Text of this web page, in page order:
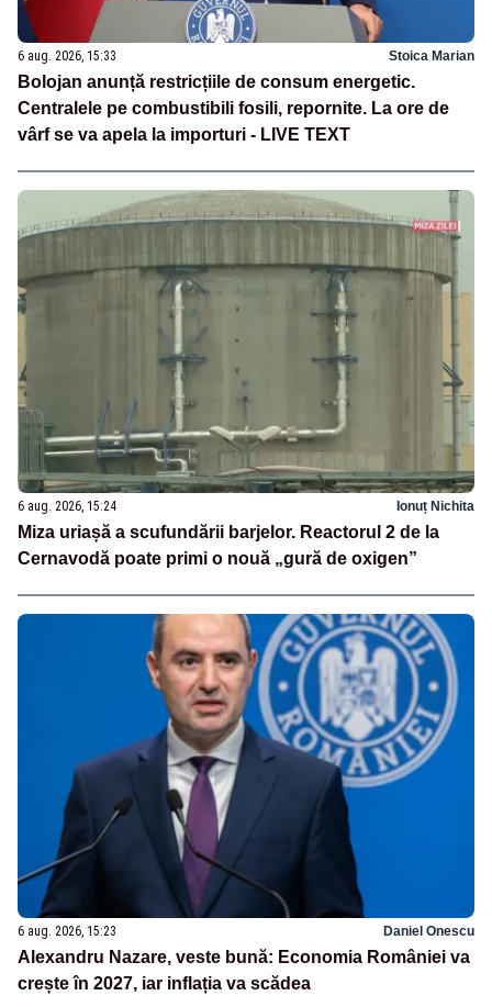
6 aug. 2026, 15:33 Stoica Marian
Bolojan anunță restricțiile de consum energetic.
Centralele pe combustibili fosili, repornite. La ore de
vârf se va apela la importuri - LIVE TEXT
6 aug. 2026, 15:24 Ionuț Nichita
Miza uriașă a scufundării barjelor. Reactorul 2 de la
Cernavodă poate primi o nouă „gură de oxigen”
6 aug. 2026, 15:23 Daniel Onescu
Alexandru Nazare, veste bună: Economia României va
crește în 2027, iar inflația va scădea